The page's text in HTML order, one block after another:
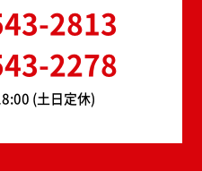
2813
2278
(土日定休)